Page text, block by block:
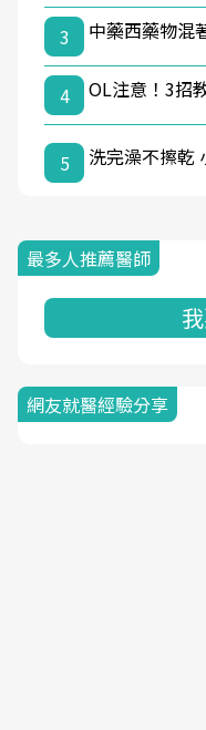
3
中藥西藥物
4 OL注意！3招
5 洗完澡不擦乾
最多人推薦醫師
網友就醫經驗分享